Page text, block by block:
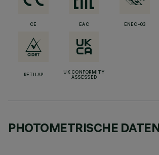
CE EAC ENEC-03
RETILAP
UK CONFORMITY
ASSESSED
PHOTOMETRISCHE